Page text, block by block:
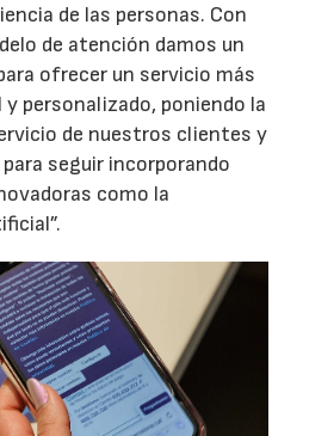
de las personas. Con
de atención damos un
ofrecer un servicio más
personalizado, poniendo la
de nuestros clientes y
seguir incorporando
como la